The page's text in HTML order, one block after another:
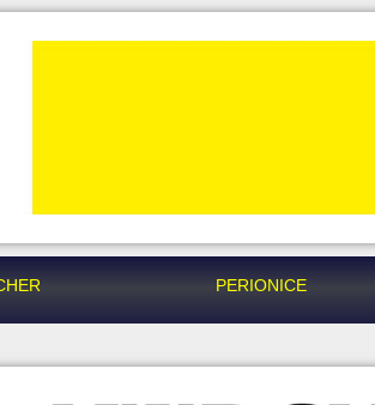
PERIONICE